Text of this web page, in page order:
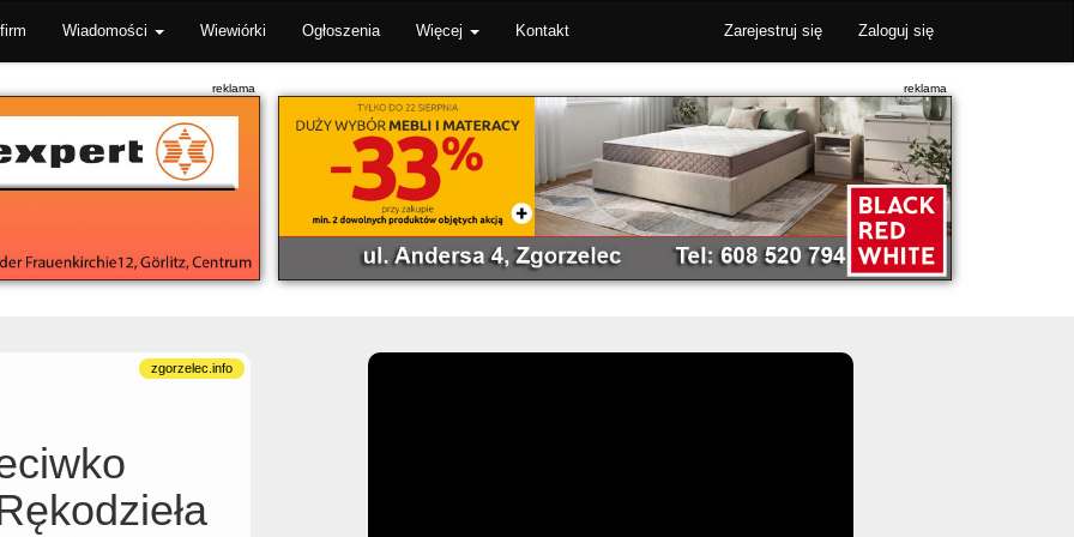
Wiadomości Wiewiórki Ogłoszenia Więcej Kontakt Zarejestruj się Zaloguj się